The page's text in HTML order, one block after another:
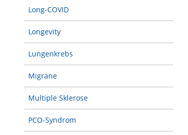
Long-COVID
Longevity
Lungenkrebs
Migräne
Multiple Sklerose
PCO-Syndrom